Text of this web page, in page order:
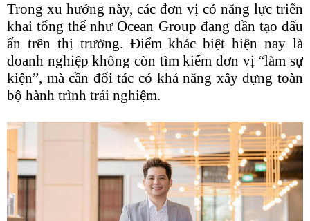
Trong xu hướng này, các đơn vị có năng lực triển
khai tổng thể như Ocean Group đang dần tạo dấu
ấn trên thị trường. Điểm khác biệt hiện nay là
doanh nghiệp không còn tìm kiếm đơn vị “làm sự
kiện”, mà cần đối tác có khả năng xây dựng toàn
bộ hành trình trải nghiệm.